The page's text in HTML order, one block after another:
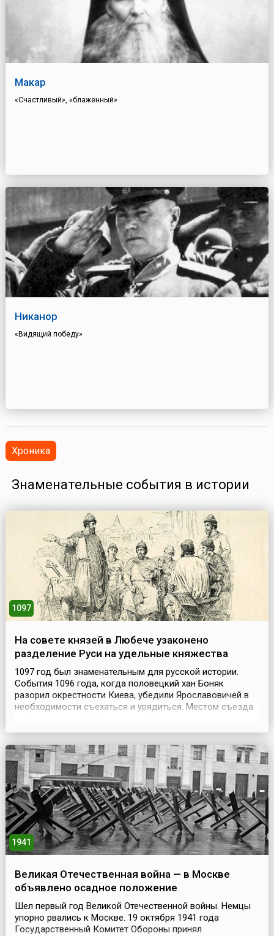
Макар
«Счастливый», «блаженный»
Никанор
«Видящий победу»
Хроника
Знаменательные события в истории
1097
На совете князей в Любече узаконено
разделение Руси на удельные княжества
1097 год был знаменательным для русской истории.
События 1096 года, когда половецкий хан Боняк
разорил окрестности Киева, убедили Ярославовичей в
необходимости съехаться и урядиться. Местом съезда
черниговских и смоленских земель. 19 октября 1097
Мономах, Святополк II, Давид Игоревич, их двоюродн...
1941
Великая Отечественная война — в Москве
объявлено осадное положение
Шел первый год Великой Отечественной войны. Немцы
упорно рвались к Москве. 19 октября 1941 года
Государственный Комитет Обороны принял